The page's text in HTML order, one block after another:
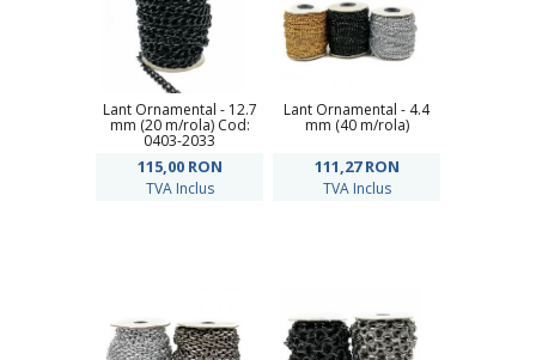
Lant Ornamental - 12.7
mm (20 m/rola) Cod:
0403-2033
115,00 RON
TVA Inclus
Lant Ornamental - 4.4
mm (40 m/rola)
111,27RON
TVA Inclus